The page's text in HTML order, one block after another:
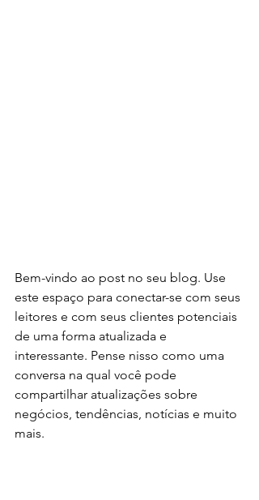
Bem-vindo ao post no seu blog. Use
este espaço para conectar-se com seus
leitores e com seus clientes potenciais
de uma forma atualizada e
interessante. Pense nisso como uma
conversa na qual você pode
compartilhar atualizações sobre
negócios, tendências, notícias e muito
mais.